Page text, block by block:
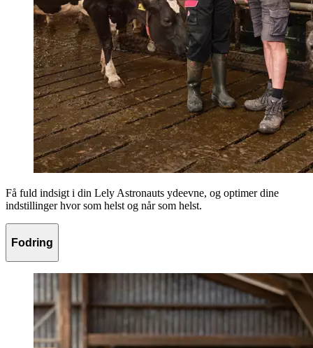
Få fuld indsigt i din Lely Astronauts ydeevne, og optimer dine
indstillinger hvor som helst og når som helst.
Fodring